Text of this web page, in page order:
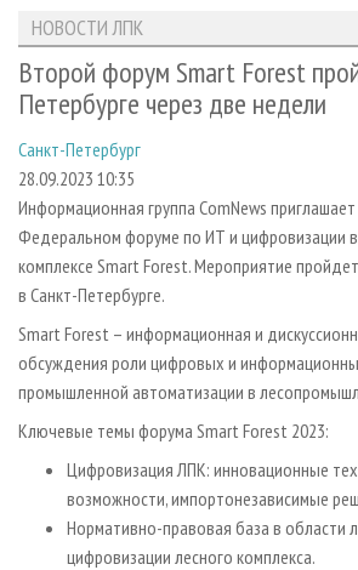
ЛЕСОЗАГОТОВКА
ЛЕСОПИЛЕНИЕ
СУШКА ДРЕВЕСИНЫ
ПРОИЗВОДСТВО ДРЕВЕСНЫХ ПЛИТ
ДЕРЕВЯННОЕ ДОМОСТРОЕНИЕ
ПРОИЗВОДСТВО МЕБЕЛИ
БИОЭНЕРГЕТИКА
ЦБП
НОВОСТИ ЛПК
НОВОСТИ ЖУРНАЛА
ПРОЕКТЫ ЛПИ
АНАЛИТИКА
ПРЕДПРИЯТИЯ ЛПК
ПЕРСОНЫ
МОБИЛЬНЫЕ ВЫСТАВКИ
ОФИЦИАЛЬНЫЕ ДЕЛЕГАЦИИ
ПРИОРИТЕТНЫЕ ИНВЕСТПРОЕКТЫ
RUSSIAN FORESTRY REVIEW
ГАЗЕТА ЛЕСПРОМФОРУМ
БИБЛИОТЕКА СПЕЦИАЛИСТА
АРХИВ ЖУРНАЛОВ
О ЖУРНАЛЕ
ПОДПИСКА
КОНТАКТЫ
РЕКЛАМОДАТЕЛЯМ
РЕКЛАМА
РЕКЛАМА НА САЙТЕ
НОВОСТИ ЛПК
Второй форум Smart Forest
Петербурге через две недели
Санкт-Петербург
28.09.2023 10:35
Информационная группа ComNews
Федеральном форуме по ИТ и цифровизации
комплексе Smart Forest. Мероприятие
в Санкт-Петербурге.
Smart Forest – информационная и
обсуждения роли цифровых и
промышленной автоматизации в
Ключевые темы форума Smart Forest 2023:
Цифровизация ЛПК: инновационные
возможности, импортонезависимые
Нормативно-правовая база в области
цифровизации лесного комплекса.